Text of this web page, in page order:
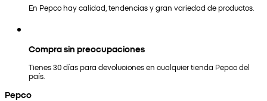
En Pepco hay calidad, tendencias y gran variedad de productos.
Compra sin preocupaciones
Tienes 30 días para devoluciones en cualquier tienda Pepco del
país.
Pepco